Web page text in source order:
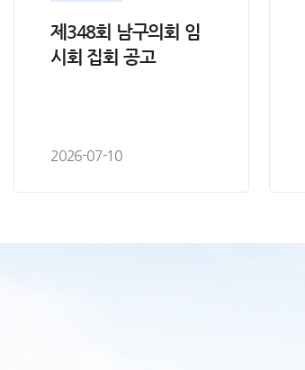
제348회 남구의회 임
시회 집회 공고
2026-07-10